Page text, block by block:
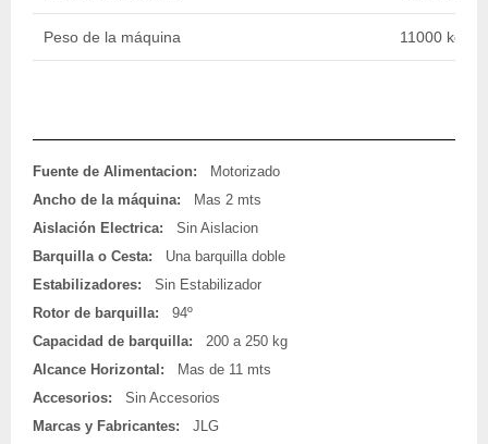
Peso de la máquina 11000 kg /
Fuente de Alimentacion:
Motorizado
Ancho de la máquina:
Mas 2 mts
Aislación Electrica:
Sin Aislacion
Barquilla o Cesta:
Una barquilla doble
Estabilizadores:
Sin Estabilizador
Rotor de barquilla:
94º
Capacidad de barquilla:
200 a 250 kg
Alcance Horizontal:
Mas de 11 mts
Accesorios:
Sin Accesorios
Marcas y Fabricantes:
JLG